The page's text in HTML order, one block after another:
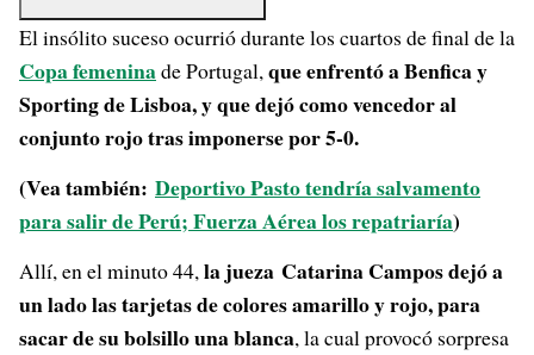
El insólito suceso ocurrió durante los cuartos de final de la
Copa femeninade Portugal,que enfrentó a Benfica y
Sporting de Lisboa, y que dejó como vencedor al
conjunto rojo tras imponerse por 5-0.
(Vea también: Deportivo Pasto tendría salvamento
para salir de Perú; Fuerza Aérea los repatriaría)
Allí, en el minuto 44,la jueza Catarina Campos dejó a
un lado las tarjetas de colores amarillo y rojo, para
sacar de su bolsillo una blanca, la cual provocó sorpresa